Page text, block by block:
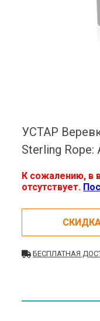
УСТАР
Sterling Rope:
К сожалению, в
отсутствует.
БЕСПЛАТНАЯ